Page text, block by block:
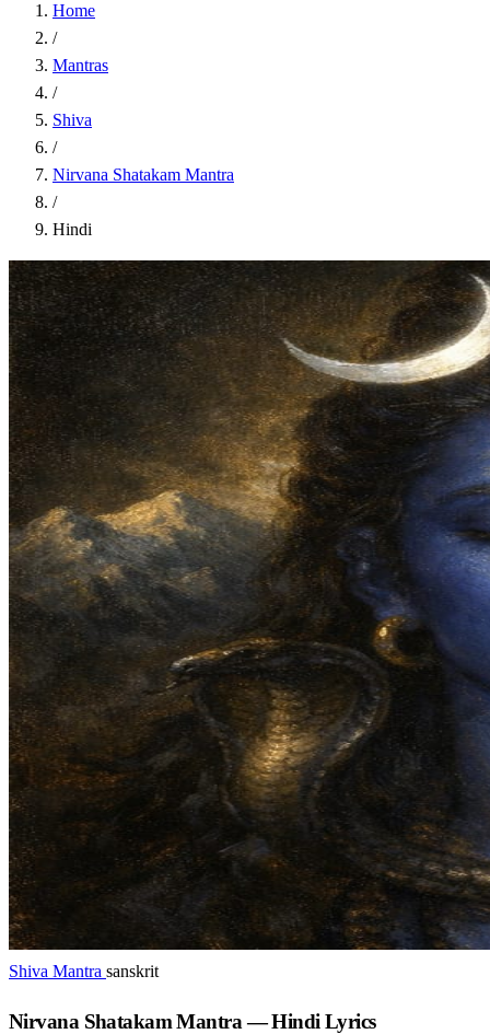
Home
/
Mantras
/
Shiva
/
Nirvana Shatakam Mantra
/
Hindi
Shiva Mantra sanskrit
Nirvana Shatakam Mantra — Hindi Lyrics